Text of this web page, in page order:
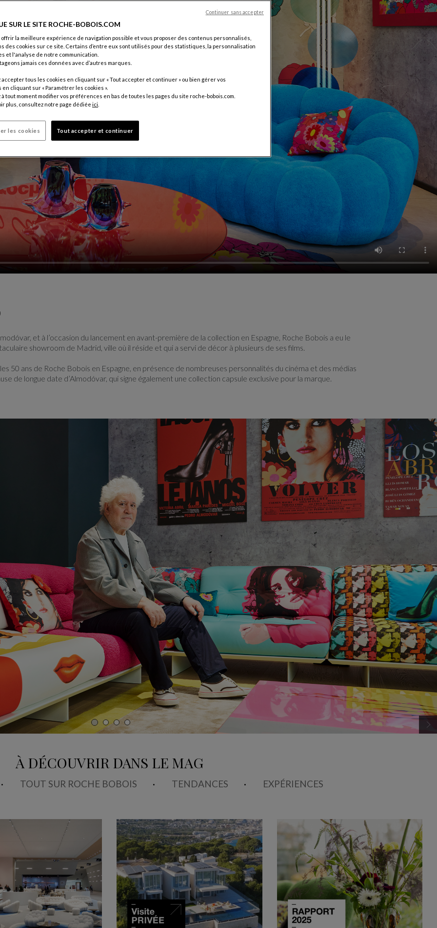
et à l’occasion du lancement en avant-première de la collection en Espagne, Roche Bobois a eu le
showroom de Madrid, ville où il réside et qui a servi de décor à plusieurs de ses films.
50 ans de Roche Bobois en Espagne, en présence de nombreuses personnalités du cinéma et des médias
de longue date d’Almodóvar, qui signe également une collection capsule exclusive pour la marque.
À DÉCOUVRIR DANS LE MAG
TOUT SUR ROCHE BOBOIS TENDANCES EXPÉRIENCES
SUR LE SITE ROCHE-BOBOIS.COM
offrir la meilleure expérience de navigation possible et vous proposer des contenus personnalisés,
des cookies sur ce site. Certains d’entre eux sont utilisés pour des statistiques, la personnalisation
et l'analyse de notre communication.
jamais ces données avec d’autres marques.
accepter tous les cookies en cliquant sur « Tout accepter et continuer » ou bien gérer vos
cliquant sur « Paramétrer les cookies ».
à tout moment modifier vos préférences en bas de toutes les pages du site roche-bobois.com.
plus, consultez notre page dédiée ici
les cookies Tout accepter et continuer
Continuer sans accepter